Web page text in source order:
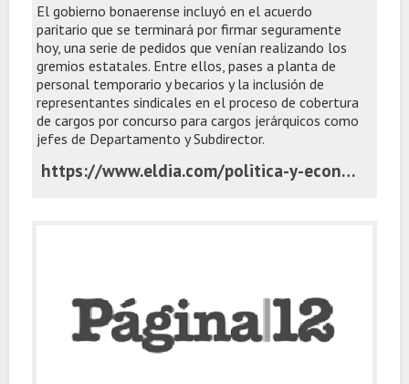
El gobierno bonaerense incluyó en el acuerdo
paritario que se terminará por firmar seguramente
hoy, una serie de pedidos que venían realizando los
gremios estatales. Entre ellos, pases a planta de
personal temporario y becarios y la inclusión de
representantes sindicales en el proceso de cobertura
de cargos por concurso para cargos jerárquicos como
jefes de Departamento y Subdirector.
https://www.eldia.com/politica-y-economia/participacion-gremial-en-el-proceso-de-cobertura-de-cargos-y-pases-a-planta-politica-y-economia_1783490261